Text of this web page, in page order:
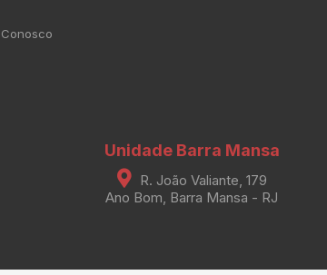
Unidade Barra Mansa
R. João Valiante, 179
Ano Bom, Barra Mansa - RJ